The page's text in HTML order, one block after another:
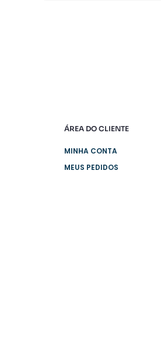
ÁREA DO CLIENTE
MINHA CONTA
MEUS PEDIDOS